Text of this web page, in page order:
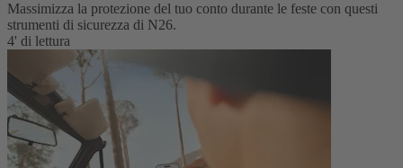
Massimizza la protezione del tuo conto durante le feste con questi
strumenti di sicurezza di N26.
4' di lettura